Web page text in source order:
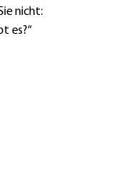
nicht:
es?“